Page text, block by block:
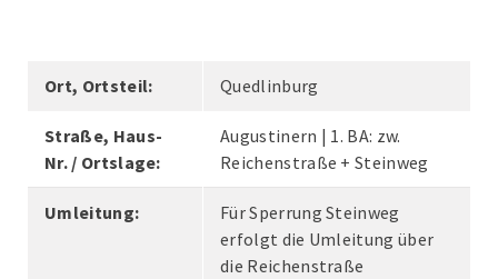
Ort, Ortsteil: Quedlinburg
Straße, Haus-
Nr. / Ortslage:
Augustinern | 1. BA: zw.
Reichenstraße + Steinweg
Umleitung:
Für Sperrung Steinweg
erfolgt die Umleitung über
die Reichenstraße